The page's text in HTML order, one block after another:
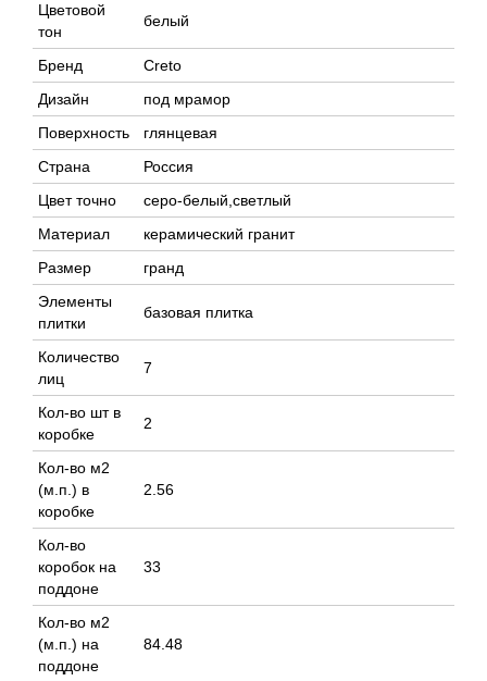
Цветовой
тон
белый
Бренд
Creto
Дизайн
под мрамор
Поверхность
глянцевая
Страна
Россия
Цвет точно
серо-белый,светлый
Материал
керамический гранит
Размер
гранд
Элементы
плитки
базовая плитка
Количество
лиц
7
Кол-во шт в
коробке
2
Кол-во м2
(м.п.) в
коробке
2.56
Кол-во
коробок на
поддоне
33
Кол-во м2
(м.п.) на
поддоне
84.48